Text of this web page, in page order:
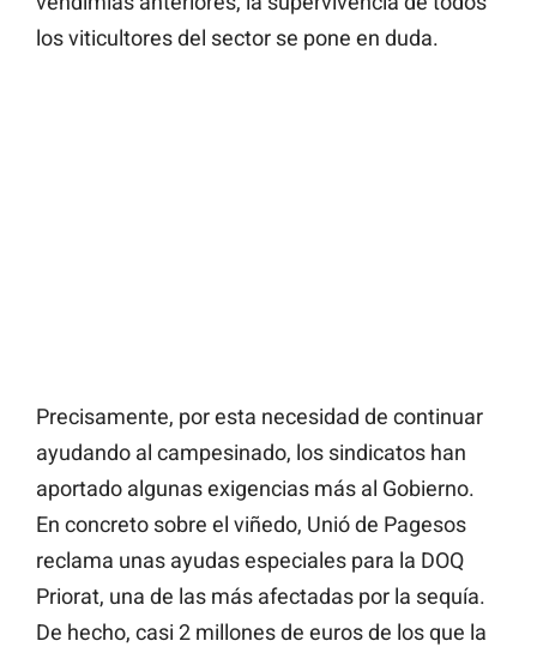
los viticultores del sector se pone en duda.
Precisamente, por esta necesidad de continuar
ayudando al campesinado, los sindicatos han
aportado algunas exigencias más al Gobierno.
En concreto sobre el viñedo, Unió de Pagesos
reclama unas ayudas especiales para la DOQ
Priorat, una de las más afectadas por la sequía.
De hecho, casi 2 millones de euros de los que la